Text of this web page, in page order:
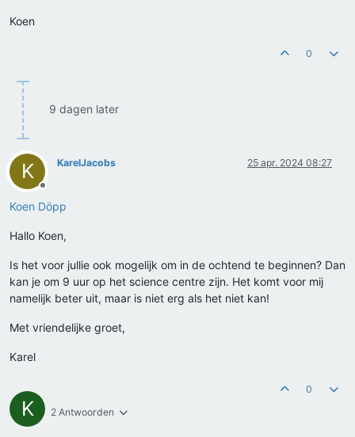
Koen
0
9 dagen later
K
Offline
KarelJacobs 25 apr. 2024 08:27
Koen Döpp
Hallo Koen,
Is het voor jullie ook mogelijk om in de ochtend te beginnen? Dan
kan je om 9 uur op het science centre zijn. Het komt voor mij
namelijk beter uit, maar is niet erg als het niet kan!
Met vriendelijke groet,
Karel
K 2 Antwoorden
0